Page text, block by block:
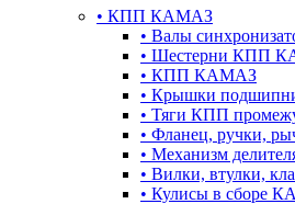
• КПП КАМАЗ
• Валы
• Шестерни КПП
• КПП КАМАЗ
• Крышки
• Тяги КПП
• Фланец, ручки,
• Механизм
• Вилки, втулки,
• Кулисы в сборе